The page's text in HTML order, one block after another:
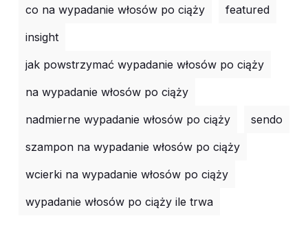
co na wypadanie włosów po ciąży
featured
insight
jak powstrzymać wypadanie włosów po ciąży
na wypadanie włosów po ciąży
nadmierne wypadanie włosów po ciąży
sendo
szampon na wypadanie włosów po ciąży
wcierki na wypadanie włosów po ciąży
wypadanie włosów po ciąży ile trwa